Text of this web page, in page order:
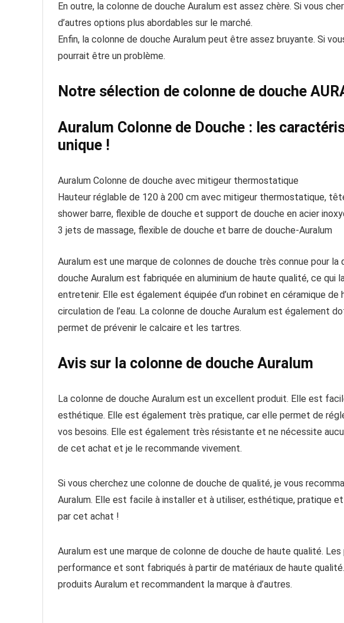
En outre, la colonne de douche Auralum est assez chère. Si vous
d’autres options plus abordables sur le marché.
Enfin, la colonne de douche Auralum peut être assez bruyante. Si
pourrait être un problème.
Notre sélection de colonne de douche
Auralum Colonne de Douche : les
unique !
Auralum Colonne de douche avec mitigeur thermostatique
Hauteur réglable de 120 à 200 cm avec mitigeur thermostatique,
shower barre, flexible de douche et support de douche en acier
3 jets de massage, flexible de douche et barre de douche-Auralum
Auralum est une marque de colonnes de douche très connue pour
douche Auralum est fabriquée en aluminium de haute qualité, ce
entretenir. Elle est également équipée d’un robinet en céramique
circulation de l’eau. La colonne de douche Auralum est également
permet de prévenir le calcaire et les tartres.
Avis sur la colonne de douche Auralum
La colonne de douche Auralum est un excellent produit. Elle est
esthétique. Elle est également très pratique, car elle permet de
vos besoins. Elle est également très résistante et ne nécessite
de cet achat et je le recommande vivement.
Si vous cherchez une colonne de douche de qualité, je vous
Auralum. Elle est facile à installer et à utiliser, esthétique, pratique
par cet achat !
Auralum est une marque de colonne de douche de haute qualité.
performance et sont fabriqués à partir de matériaux de haute
produits Auralum et recommandent la marque à d’autres.